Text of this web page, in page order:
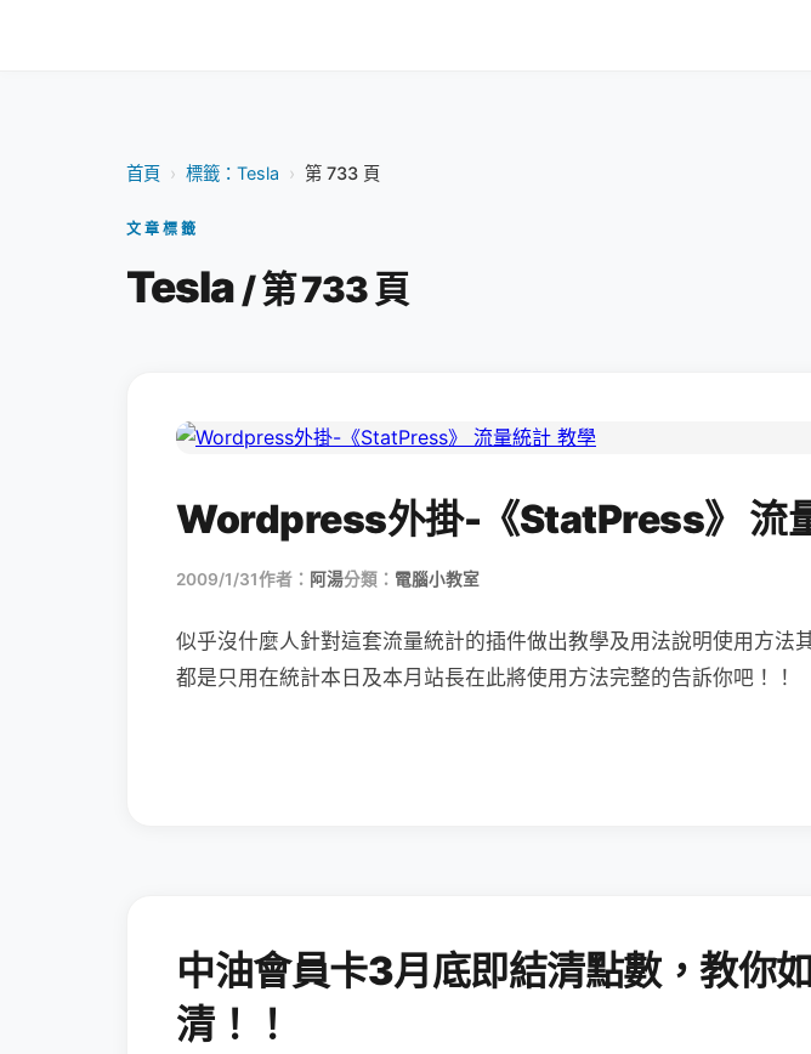
首頁 › 標籤：Tesla › 第 733 頁
文章標籤
Tesla / 第 733 頁
Wordpress外掛-《StatPress》 流
2009/1/31作者： 阿湯分類： 電腦小教室
似乎沒什麼人針對這套流量統計的插件做出教學及用法說明使用方法
都是只用在統計本日及本月站長在此將使用方法完整的告訴你吧！！
中油會員卡3月底即結清點數，教你
清！！